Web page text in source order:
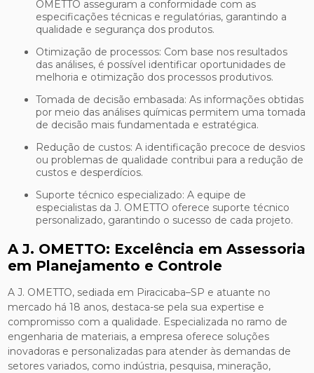
OMETTO asseguram a conformidade com as
especificações técnicas e regulatórias, garantindo a
qualidade e segurança dos produtos.
Otimização de processos: Com base nos resultados
das análises, é possível identificar oportunidades de
melhoria e otimização dos processos produtivos.
Tomada de decisão embasada: As informações obtidas
por meio das análises químicas permitem uma tomada
de decisão mais fundamentada e estratégica.
Redução de custos: A identificação precoce de desvios
ou problemas de qualidade contribui para a redução de
custos e desperdícios.
Suporte técnico especializado: A equipe de
especialistas da J. OMETTO oferece suporte técnico
personalizado, garantindo o sucesso de cada projeto.
A J. OMETTO: Excelência em Assessoria
em Planejamento e Controle
A J. OMETTO, sediada em Piracicaba–SP e atuante no
mercado há 18 anos, destaca-se pela sua expertise e
compromisso com a qualidade. Especializada no ramo de
engenharia de materiais, a empresa oferece soluções
inovadoras e personalizadas para atender às demandas de
setores variados, como indústria, pesquisa, mineração,